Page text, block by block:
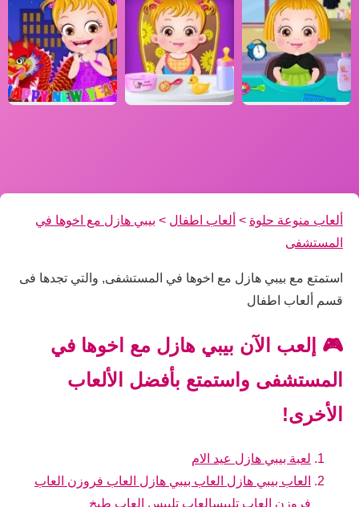
ألعاب منوعة حلوة > ألعاب اطفال > بيبي هازل مع اخوها في
المستشفى
استمتع مع بيبي هازل مع اخوها في المستشفى, والتي تجدها فى
قسم ألعاب اطفال
🎮 إلعب الآن بيبي هازل مع اخوها في
المستشفى واستمتع بأفضل الألعاب
الأخرى!
لعبة بيبي هازل عيد الام
العاب بيبي هازل العاب بيبي هازل العاب فروزن العاب
فروزن العاب تلبيسالعاب تلبيس العاب طبخ